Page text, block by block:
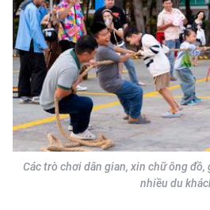
Các trò chơi dân gian, xin chữ ông
nhiều du